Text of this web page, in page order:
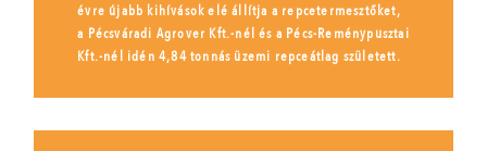
évre újabb kihívások elé állítja a repcetermesztőket,
a Pécsváradi Agrover Kft.-nél és a Pécs-Reménypusztai
Kft.-nél idén 4,84 tonnás üzemi repceátlag született.